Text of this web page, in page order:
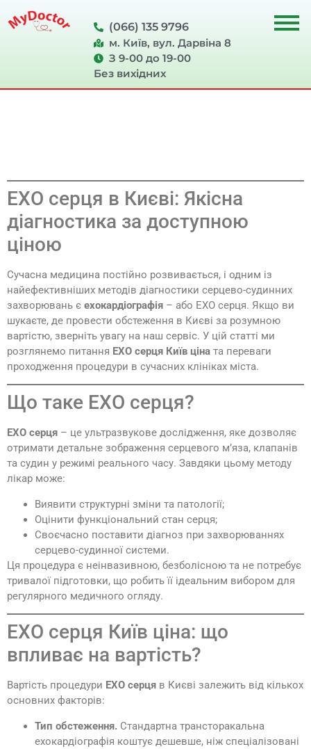
(066) 135 9796
м. Київ, вул. Дарвіна 8
З 9-00 до 19-00
Без вихідних
ЕХО серця в Києві: Якісна
діагностика за доступною
ціною
Сучасна медицина постійно розвивається, і одним із
найефективніших методів діагностики серцево-судинних
захворювань є ехокардіографія – або ЕХО серця. Якщо ви
шукаєте, де провести обстеження в Києві за розумною
вартістю, зверніть увагу на наш сервіс. У цій статті ми
розглянемо питання ЕХО серця Київ ціна та переваги
проходження процедури в сучасних клініках міста.
Що таке ЕХО серця?
ЕХО серця – це ультразвукове дослідження, яке дозволяє
отримати детальне зображення серцевого м’яза, клапанів
та судин у режимі реального часу. Завдяки цьому методу
лікар може:
Виявити структурні зміни та патології;
Оцінити функціональний стан серця;
Своєчасно поставити діагноз при захворюваннях
серцево-судинної системи.
Ця процедура є неінвазивною, безболісною та не потребує
тривалої підготовки, що робить її ідеальним вибором для
регулярного медичного огляду.
ЕХО серця Київ ціна: що
впливає на вартість?
Вартість процедури ЕХО серця в Києві залежить від кількох
основних факторів:
Тип обстеження. Стандартна трансторакальна
ехокардіографія коштує дешевше, ніж спеціалізовані